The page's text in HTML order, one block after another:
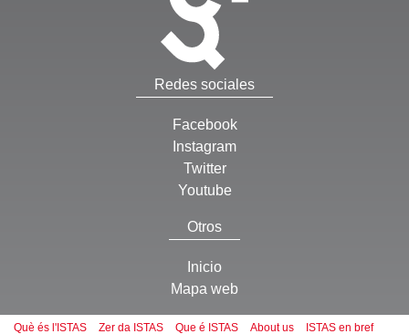
Redes sociales
Facebook
Instagram
Twitter
Youtube
Otros
Inicio
Mapa web
Què és l'ISTAS Zer da ISTAS Que é ISTAS About us
ISTAS en bref